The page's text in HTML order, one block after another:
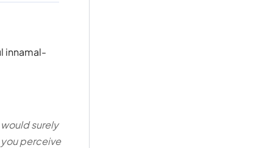
innamal-
surely
you perceive